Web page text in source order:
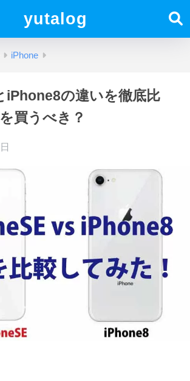
yutalog
iPhone
iPhone8の違いを徹底比
買うべき？